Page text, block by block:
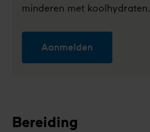
minderen met koolhydraten.
Aanmelden
Bereiding